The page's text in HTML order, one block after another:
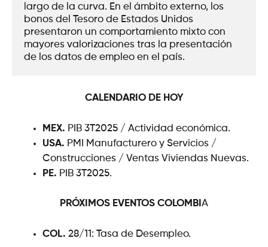
largo de la curva. En el ámbito externo, los
bonos del Tesoro de Estados Unidos
presentaron un comportamiento mixto con
mayores valorizaciones tras la presentación
de los datos de empleo en el país.
CALENDARIO DE HOY
MEX. PIB 3T2025 / Actividad económica.
USA. PMI Manufacturero y Servicios /
Construcciones / Ventas Viviendas Nuevas.
PE. PIB 3T2025.
PRÓXIMOS EVENTOS COLOMBI A
COL. 28/11: Tasa de Desempleo.